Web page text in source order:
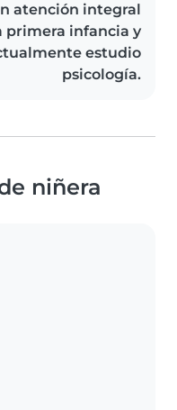
atención integral
primera infancia y
estudio
psicología.
niñera